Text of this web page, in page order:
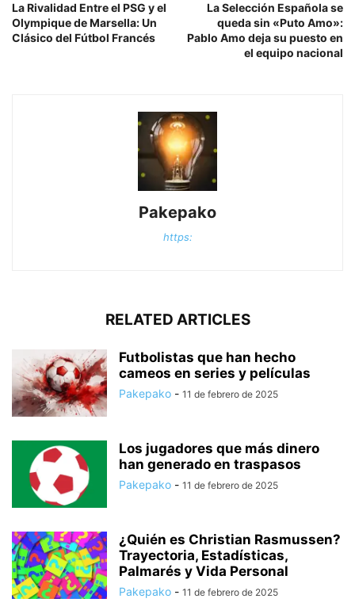
La Rivalidad Entre el PSG y el
Olympique de Marsella: Un
Clásico del Fútbol Francés
La Selección Española se
queda sin «Puto Amo»:
Pablo Amo deja su puesto en
el equipo nacional
Pakepako
https:
RELATED ARTICLES
Futbolistas que han hecho
cameos en series y películas
Pakepako - 11 de febrero de 2025
Los jugadores que más dinero
han generado en traspasos
Pakepako - 11 de febrero de 2025
¿Quién es Christian Rasmussen?
Trayectoria, Estadísticas,
Palmarés y Vida Personal
Pakepako - 11 de febrero de 2025